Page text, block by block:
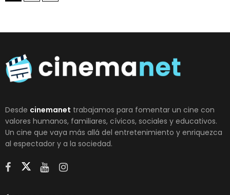
Desde cinemanet trabajamos para fomentar un cine con
valores humanos, familiares, cívicos, sociales y educativos.
Un cine que vaya más allá del entretenimiento y enriquezca
al espectador y a la sociedad.